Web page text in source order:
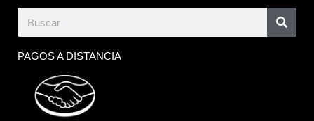
PAGOS A DISTANCIA